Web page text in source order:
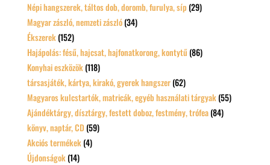
Népi hangszerek, táltos dob, doromb, furulya, síp (29)
Magyar zászló, nemzeti zászló (34)
Ékszerek (152)
Hajápolás: fésű, hajcsat, hajfonatkorong, kontytű (86)
Konyhai eszközök (118)
társasjáték, kártya, kirakó, gyerek hangszer (62)
Magyaros kulcstartók, matricák, egyéb használati tárgyak (55)
Ajándéktárgy, dísztárgy, festett doboz, festmény, trófea (84)
könyv, naptár, CD (59)
Akciós termékek (4)
Újdonságok (14)